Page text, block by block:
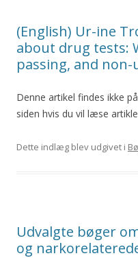
(English) Ur-ine
about drug tests:
passing, and
Denne artikel findes ikke
siden hvis du vil læse
Dette indlæg blev udgivet i
Udvalgte bøger
og